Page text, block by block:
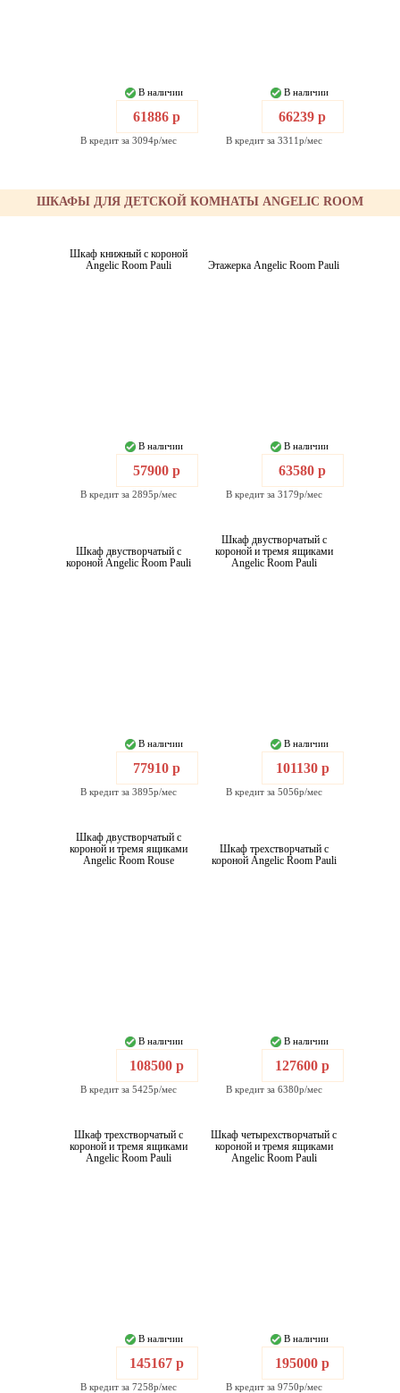
В наличии
61886 р
В кредит за 3094р/мес
В наличии
66239 р
В кредит за 3311р/мес
ШКАФЫ ДЛЯ ДЕТСКОЙ КОМНАТЫ ANGELIC ROOM
Шкаф книжный с короной
Angelic Room Pauli
В наличии
57900 р
В кредит за 2895р/мес
Этажерка Angelic Room Pauli
В наличии
63580 р
В кредит за 3179р/мес
Шкаф двустворчатый с
короной Angelic Room Pauli
В наличии
77910 р
В кредит за 3895р/мес
Шкаф двустворчатый с
короной и тремя ящиками
Angelic Room Pauli
В наличии
101130 р
В кредит за 5056р/мес
Шкаф двустворчатый с
короной и тремя ящиками
Angelic Room Rouse
В наличии
108500 р
В кредит за 5425р/мес
Шкаф трехстворчатый с
короной Angelic Room Pauli
В наличии
127600 р
В кредит за 6380р/мес
Шкаф трехстворчатый с
короной и тремя ящиками
Angelic Room Pauli
В наличии
145167 р
В кредит за 7258р/мес
Шкаф четырехстворчатый с
короной и тремя ящиками
Angelic Room Pauli
В наличии
195000 р
В кредит за 9750р/мес